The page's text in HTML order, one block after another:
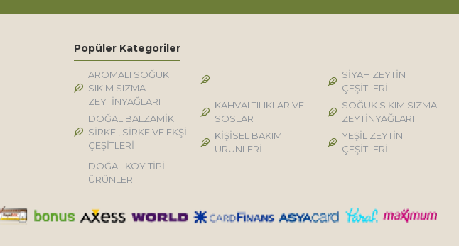
Popüler Kategoriler
AROMALI SOĞUK
SIKIM SIZMA
ZEYTİNYAĞLARI
DOĞAL BALZAMİK
SİRKE , SİRKE VE EKŞİ
ÇEŞİTLERİ
KAHVALTILIKLAR VE
SOSLAR
KİŞİSEL BAKIM
ÜRÜNLERİ
SİYAH ZEYTİN
ÇEŞİTLERİ
SOĞUK SIKIM SIZMA
ZEYTİNYAĞLARI
YEŞİL ZEYTİN
ÇEŞİTLERİ